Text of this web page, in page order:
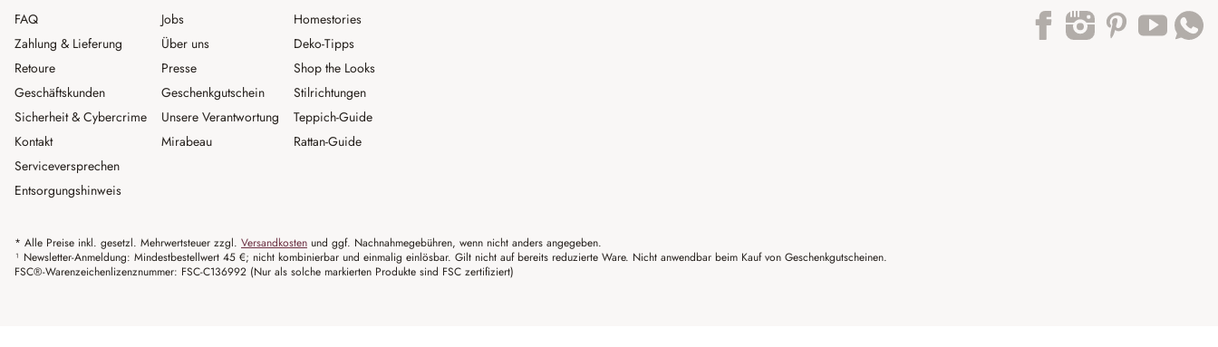
FAQ
Zahlung & Lieferung
Retoure
Geschäftskunden
Sicherheit & Cybercrime
Kontakt
Serviceversprechen
Entsorgungshinweis
Jobs
Über uns
Presse
Geschenkgutschein
Unsere Verantwortung
Mirabeau
Homestories
Deko-Tipps
Shop the Looks
Stilrichtungen
Teppich-Guide
Rattan-Guide
* Alle Preise inkl. gesetzl. Mehrwertsteuer zzgl. Versandkosten und ggf. Nachnahmegebühren, wenn nicht anders angegeben.
¹ Newsletter-Anmeldung: Mindestbestellwert 45 €; nicht kombinierbar und einmalig einlösbar. Gilt nicht auf bereits reduzierte Ware. Nicht anwendbar beim Kauf von Geschenkgutscheinen.
FSC®-Warenzeichenlizenznummer: FSC-C136992 (Nur als solche markierten Produkte sind FSC zertifiziert)